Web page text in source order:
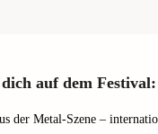
auf dem Festival:
der Metal-Szene –